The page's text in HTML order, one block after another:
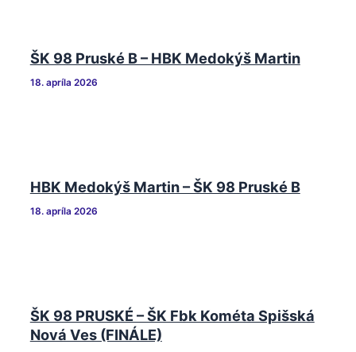
ŠK 98 Pruské B – HBK Medokýš Martin
18. apríla 2026
HBK Medokýš Martin – ŠK 98 Pruské B
18. apríla 2026
ŠK 98 PRUSKÉ – ŠK Fbk Kométa Spišská
Nová Ves (FINÁLE)